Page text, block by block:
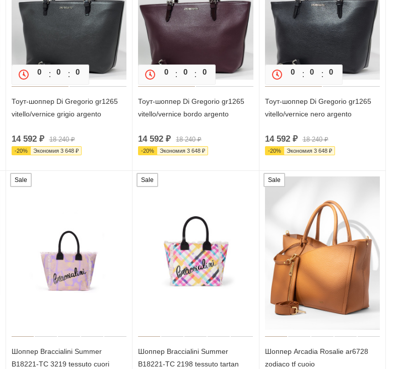
0 0 0 0
Тоут-шоппер Di Gregorio gr1265
vitello/vernice grigio argento
14 592₽ 18 240₽
-20% Экономия 3 648₽
0 0 0 0
Тоут-шоппер Di Gregorio gr1265
vitello/vernice bordo argento
14 592 ₽ 18 240₽
-20% Экономия 3 648 ₽
0 0 0 0
Тоут-шоппер Di Gregorio gr1265
vitello/vernice nero argento
14 592₽ 18 240₽
-20% Экономия 3 648₽
Sale
Шоппер Braccialini Summer
B18221-TC 3219 tessuto cuori
Sale
Шоппер Braccialini Summer
B18221-TC 2198 tessuto tartan
Sale
Шоппер Arcadia Rosalie ar6728
zodiaco tf cuoio